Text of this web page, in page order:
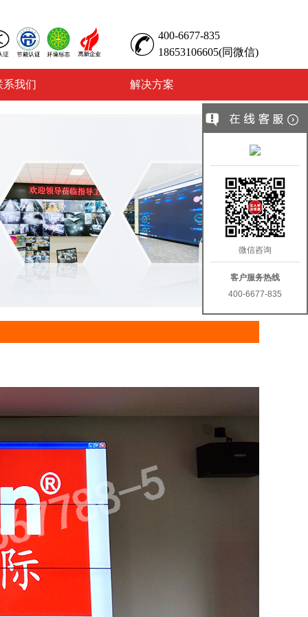
400-6677-835
18653106605(同微信)
系我们 解决方案
微信咨询
客户服务热线
400-6677-835